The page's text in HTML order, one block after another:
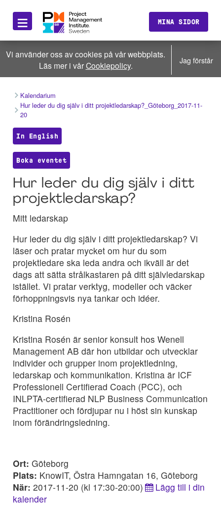
≡ MINA SIDOR
Vi använder oss av cookies på vår webbplats.
Läs mer i vårCookiepolicy. Jag förstår
Kalendarium
Hur leder du dig själv i ditt projektledarskap?_Göteborg_2017-11-
20
In English
Boka eventet
Hur leder du dig själv i ditt
projektledarskap?
Mitt ledarskap
Hur leder du dig själv i ditt projektledarskap? Vi
läser och pratar mycket om hur du som
projektledare ska leda andra och ikväll är det
dags att sätta strålkastaren på ditt självledarskap
istället. Vi pratar verktyg, modeller och väcker
förhoppningsvis nya tankar och idéer.
Kristina Rosén
Kristina Rosén är senior konsult hos Wenell
Management AB där hon utbildar och utvecklar
individer och grupper inom projektledning,
ledarskap och kommunikation. Kristina är ICF
Professionell Certifierad Coach (PCC), och
INLPTA-certifierad NLP Business Communication
Practitioner och fördjupar nu i höst sin kunskap
inom förändringsledning.
Ort: Göteborg
Plats: KnowIT, Östra Hamngatan 16, Göteborg
När: 2017-11-20 (kl 17:30-20:00)
Lägg till i din
kalender